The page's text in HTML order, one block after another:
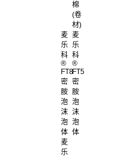
棉
(卷
材)
麦
乐
科
®
FT8
密
胺
泡
沫
泡
体
麦
乐
科
®
FT5
密
胺
泡
沫
泡
体
麦
乐